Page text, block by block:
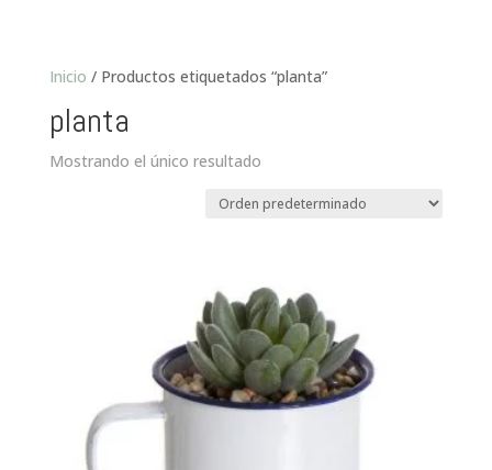
Inicio / Productos etiquetados “planta”
planta
Mostrando el único resultado